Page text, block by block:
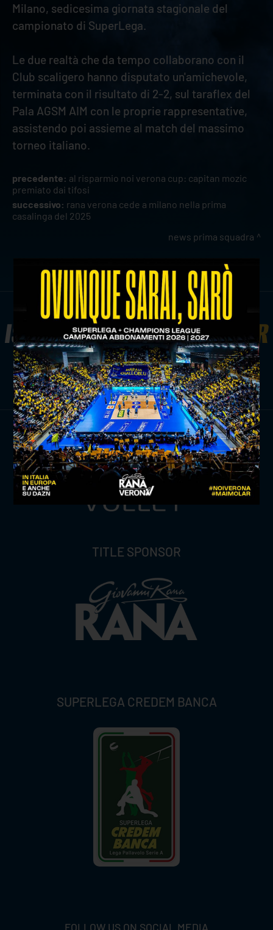
Milano, sedicesima giornata stagionale del
campionato di SuperLega.
Le due realtà che da tempo collaborano con il
Club scaligero hanno disputato un'amichevole,
terminata con il risultato di 2-2, sul taraflex del
Pala AGSM AIM con le proprie rappresentative,
assistendo poi assieme al match del massimo
torneo italiano.
precedente: al risparmio noi verona cup: capitan mozic
premiato dai tifosi
successivo: rana verona cede a milano nella prima
casalinga del 2025
news prima squadra
ISCRIVITI ALLANEWSLETTER
ISCRIVITI ORA
TITLE SPONSOR
SUPERLEGA CREDEM BANCA
FOLLOW US ON SOCIAL MEDIA